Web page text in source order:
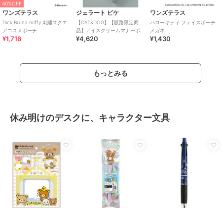
40%OFF
ワンズテラス
Dick Bruna miffy 刺繍スクエ
アコスメポーチ
strawberry&tulip
¥1,716
ジェラート ピケ
【CAT&DOG】【販路限定商
品】アイスクリームマナーポ
ーチ
¥4,620
ワンズテラス
ハローキティ フェイスポーチ
メガネ
¥1,430
もっとみる
休み明けのデスクに、キャラクター文具